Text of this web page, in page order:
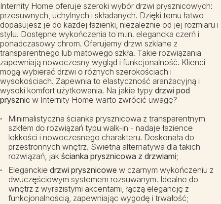
Internity Home oferuje szeroki wybór drzwi prysznicowych:
przesuwnych, uchylnych i składanych. Dzięki temu łatwo
dopasujesz je do każdej łazienki, niezależnie od jej rozmiaru i
stylu. Dostępne wykończenia to m.in. elegancka czerń i
ponadczasowy chrom. Oferujemy drzwi szklane z
transparentnego lub matowego szkła. Takie rozwiązania
zapewniają nowoczesny wygląd i funkcjonalność. Klienci
mogą wybierać drzwi o różnych szerokościach i
wysokościach. Zapewnia to elastyczność aranżacyjną i
wysoki komfort użytkowania. Na jakie typy drzwi pod
prysznic w Internity Home warto zwrócić uwagę?
Minimalistyczna ścianka prysznicowa z transparentnym
szkłem do rozwiązań typu walk-in - nadaje łazience
lekkości i nowoczesnego charakteru. Doskonała do
przestronnych wnętrz. Świetna alternatywa dla takich
rozwiązań, jak ścianka prysznicowa z drzwiami;
Eleganckie drzwi prysznicowe w czarnym wykończeniu z
dwuczęściowym systemem rozsuwanym. Idealne do
wnętrz z wyrazistymi akcentami, łączą elegancję z
funkcjonalnością, zapewniając wygodę i trwałość;